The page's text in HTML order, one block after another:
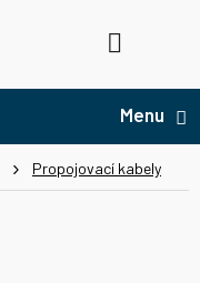
Propojovací kabely